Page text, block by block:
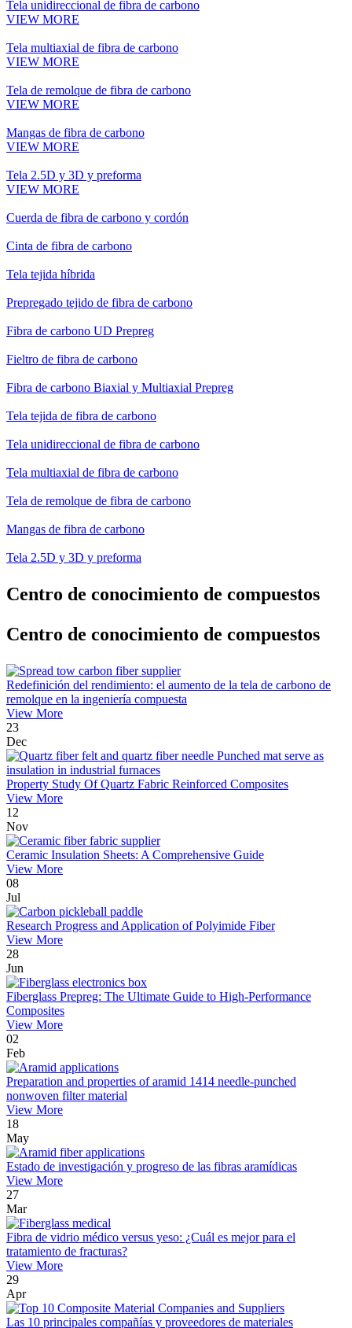
Tela unidireccional de fibra de carbono
VIEW MORE
Tela multiaxial de fibra de carbono
VIEW MORE
Tela de remolque de fibra de carbono
VIEW MORE
Mangas de fibra de carbono
VIEW MORE
Tela 2.5D y 3D y preforma
VIEW MORE
Cuerda de fibra de carbono y cordón
Cinta de fibra de carbono
Tela tejida híbrida
Prepregado tejido de fibra de carbono
Fibra de carbono UD Prepreg
Fieltro de fibra de carbono
Fibra de carbono Biaxial y Multiaxial Prepreg
Tela tejida de fibra de carbono
Tela unidireccional de fibra de carbono
Tela multiaxial de fibra de carbono
Tela de remolque de fibra de carbono
Mangas de fibra de carbono
Tela 2.5D y 3D y preforma
Centro de conocimiento de compuestos
Centro de conocimiento de compuestos
Redefinición del rendimiento: el aumento de la tela de carbono de
remolque en la ingeniería compuesta
View More
23
Dec
Property Study Of Quartz Fabric Reinforced Composites
View More
12
Nov
Ceramic Insulation Sheets: A Comprehensive Guide
View More
08
Jul
Research Progress and Application of Polyimide Fiber
View More
28
Jun
Fiberglass Prepreg: The Ultimate Guide to High-Performance
Composites
View More
02
Feb
Preparation and properties of aramid 1414 needle-punched
nonwoven filter material
View More
18
May
Estado de investigación y progreso de las fibras aramídicas
View More
27
Mar
Fibra de vidrio médico versus yeso: ¿Cuál es mejor para el
tratamiento de fracturas?
View More
29
Apr
Las 10 principales compañías y proveedores de materiales